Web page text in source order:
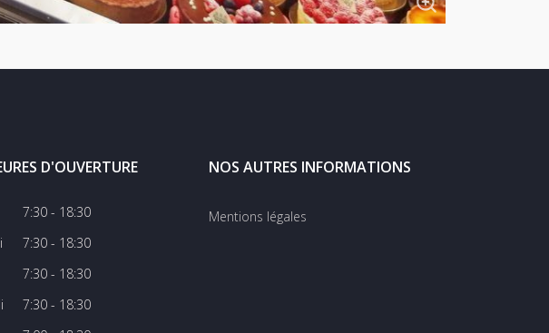
D'OUVERTURE
7:30 - 18:30
7:30 - 18:30
7:30 - 18:30
7:30 - 18:30
NOS AUTRES INFORMATIONS
Mentions légales